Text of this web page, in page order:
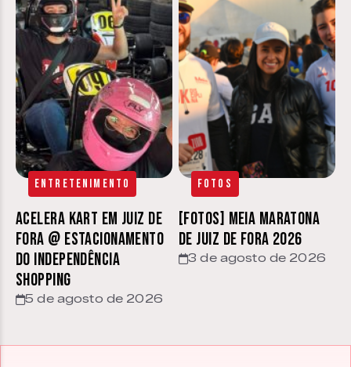
Entretenimento
Acelera Kart em Juiz de
Fora @ estacionamento
do Independência
Shopping
5 de agosto de 2026
Fotos
[FOTOS] Meia Maratona
de Juiz de Fora 2026
3 de agosto de 2026